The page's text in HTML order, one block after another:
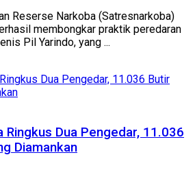
Reserse Narkoba (Satresnarkoba)
membongkar praktik peredaran
Pil Yarindo, yang ...
Ringkus Dua Pengedar, 11.036
Diamankan